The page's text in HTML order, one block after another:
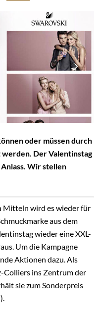
oder müssen durch
Der Valentinstag
Wir stellen
Mitteln wird es wieder für
aus dem
wieder eine XXL-
Um die Kampagne
Aktionen dazu. Als
Colliers ins Zentrum der
sie zum Sonderpreis